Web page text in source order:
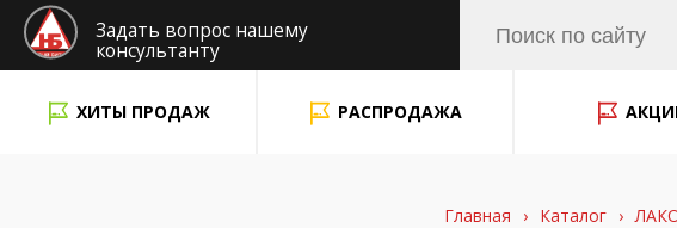
Задать вопрос нашему
консультанту
ХИТЫ ПРОДАЖ
РАСПРОДАЖА
Главная › Каталог ›